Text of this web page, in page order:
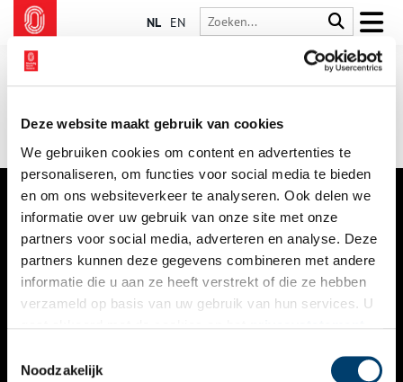
Deze website maakt gebruik van cookies
We gebruiken cookies om content en advertenties te
personaliseren, om functies voor social media te bieden
en om ons websiteverkeer te analyseren. Ook delen we
informatie over uw gebruik van onze site met onze
partners voor social media, adverteren en analyse. Deze
partners kunnen deze gegevens combineren met andere
informatie die u aan ze heeft verstrekt of die ze hebben
verzameld op basis van uw gebruik van hun services. U
Noodzakelijk
NL EN
VERHALEN
NIEUWS
KALENDER
ACTIVITEITEN